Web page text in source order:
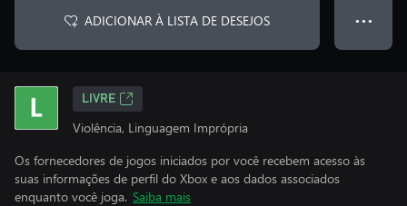
ADICIONAR À LISTA DE DESEJOS ● ● ●
LIVRE
Violência, Linguagem Imprópria
Os fornecedores de jogos iniciados por você recebem acesso às
suas informações de perfil do Xbox e aos dados associados
enquanto você joga. Saiba mais